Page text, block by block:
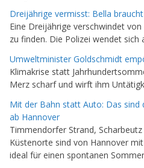
Dreijährige vermisst: Bella
Eine Dreijährige verschwindet
zu finden. Die Polizei wendet sich
Umweltminister Goldschmidt
Klimakrise statt
Merz scharf und wirft ihm
Mit der Bahn statt Auto: Das sind
ab Hannover
Timmendorfer Strand,
Küstenorte sind von Hannover
ideal für einen spontanen